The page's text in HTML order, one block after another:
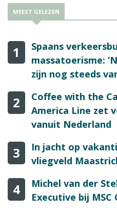
MEEST GELEZEN
1
Spaans
massatoerisme:
zijn nog steeds
2
Coffee with the
America Line zet
vanuit Nederland
3
In jacht op
vliegveld
4
Michel van der
Executive bij MSC